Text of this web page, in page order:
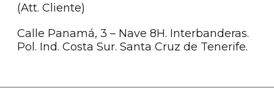
(Att. Cliente)
Calle Panamá, 3 – Nave 8H. Interbanderas.
Pol. Ind. Costa Sur. Santa Cruz de Tenerife.